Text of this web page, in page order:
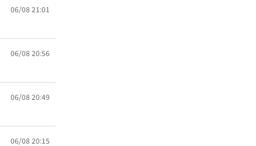
06/08 21:01
06/08 20:56
06/08 20:49
06/08 20:15